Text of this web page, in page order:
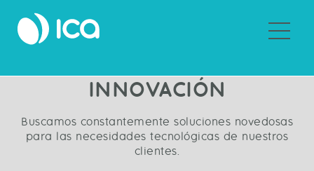
INNOVACIÓN
Buscamos constantemente soluciones novedosas
para las necesidades tecnológicas de nuestros
clientes.